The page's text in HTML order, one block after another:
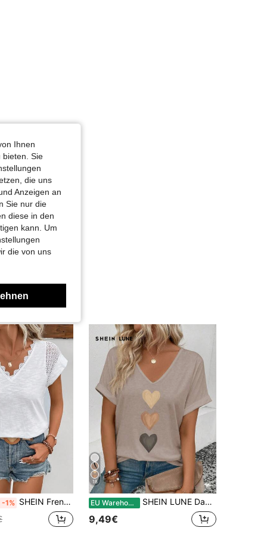
-1% SHEIN Frenchy T-Shirt mit Kontrast Spitzen, Fledermausärmeln,
18
EU Warehouse SHEIN LUNE Damen V-Ausschnitt mit weitem Ärmelabschluss, Farbverlauf-Herz-Muster-Muster lässiges vielseitiges T-Shirt, Frühling/Sommer
9,49€
Ihnen
bieten. Sie
die uns
Anzeigen an
Sie nur die
diese in den
kann. Um
die von uns